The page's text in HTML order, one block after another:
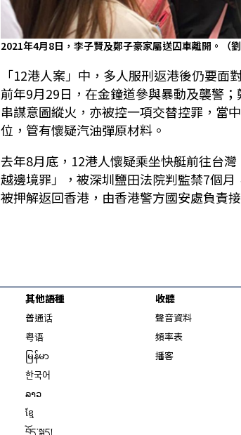
2021年4月8日，李子賢及鄭子豪家屬送囚車離開。（劉
「12港人案」中，多人服刑返港後仍要
前年9月29日，在金鐘道參與暴動及襲警
串謀意圖縱火，亦被控一項交替控罪，當
位，管有懷疑汽油彈原材料。
去年8月底，12港人懷疑乘坐快艇前往台
越邊境罪」，被深圳鹽田法院判監禁7個
被押解返回香港，由香港警方國安處負責
其他語種
普通话
粤语
မြန်မာ
한국어
ລາວ
ខ្មែ
བོད་སྐད།
收聽
聲音資料
頻率表
播客